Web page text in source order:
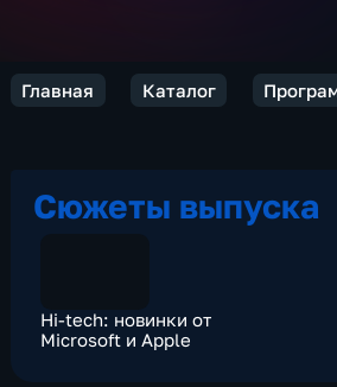
Главная Каталог
Сюжеты выпуска
Hi-tech: новинки от
Microsoft и Apple